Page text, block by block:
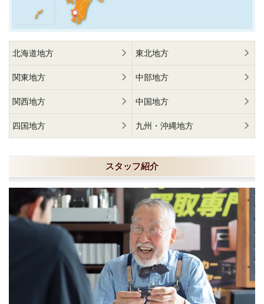
北海道地方 東北地方
関東地方 中部地方
関西地方 中国地方
四国地方 九州・沖縄地方
スタッフ紹介